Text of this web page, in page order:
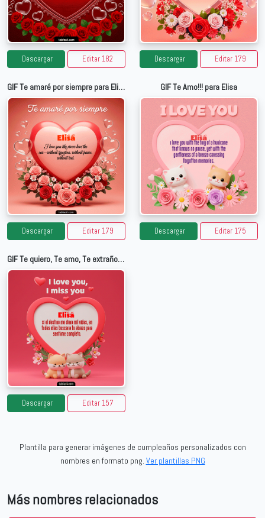
Descargar Editar 182 Descargar Editar 179
GIF Te amaré por siempre para Elisa
Descargar Editar 179
GIF Te Amo!!! para Elisa
Descargar Editar 175
GIF Te quiero, Te amo, Te extraño para Elisa
Descargar Editar 157
Plantilla para generar imágenes de cumpleaños personalizados con
nombres en formato png. Ver plantillas PNG
Más nombres relacionados